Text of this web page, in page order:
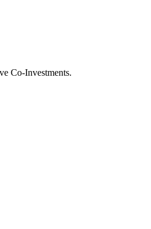
Co-Investments.